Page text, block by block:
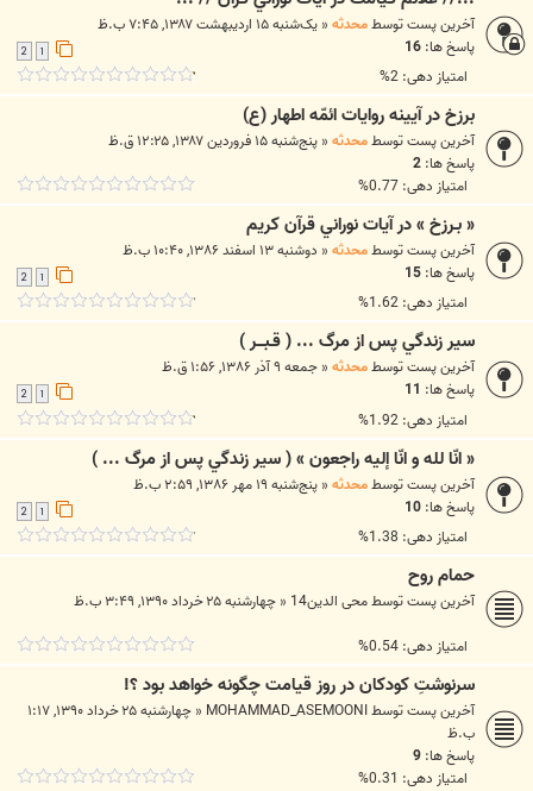
آخرین پست توسطمحدثه« یک‌شنبه ۱۵ اردیبهشت ۱۳۸۷, ۷:۴۵ ب.ظ
پاسخ ها: 16
امتیاز دهی: 2%
برزخ در آيينه روايات ائمّه اطهار (ع)
آخرین پست توسطمحدثه« پنج‌شنبه ۱۵ فروردین ۱۳۸۷, ۱۲:۲۵ ق.ظ
پاسخ ها: 2
امتیاز دهی: 0.77%
« بـرزخ » در آيات نوراني قرآن كريم
آخرین پست توسطمحدثه« دوشنبه ۱۳ اسفند ۱۳۸۶, ۱۰:۴۰ ب.ظ
پاسخ ها: 15
امتیاز دهی: 1.62%
سير زندگي پس از مرگ ... ( قـبـــر )
آخرین پست توسطمحدثه« جمعه ۹ آذر ۱۳۸۶, ۱:۵۶ ق.ظ
پاسخ ها: 11
امتیاز دهی: 1.92%
« انّا لله و انّا إليه راجعون » ( سير زندگي پس از مرگ ... )
آخرین پست توسطمحدثه« پنج‌شنبه ۱۹ مهر ۱۳۸۶, ۲:۵۹ ب.ظ
پاسخ ها: 10
امتیاز دهی: 1.38%
حمام روح
آخرین پست توسطمحی الدین14 « چهارشنبه ۲۵ خرداد ۱۳۹۰, ۳:۴۹ ب.ظ
امتیاز دهی: 0.54%
سرنوشتِ کودکان در روز قیامت چگونه خواهد بود ؟!
آخرین پست توسطMOHAMMAD_ASEMOONI
«
چهارشنبه ۲۵ خرداد ۱۳۹۰, ۱:۱۷
ب.ظ
پاسخ ها: 9
امتیاز دهی: 0.31%